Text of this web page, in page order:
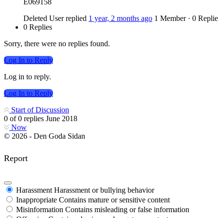
E069158
Deleted User replied 1 year, 2 months ago 1 Member · 0
0 Replies
Sorry, there were no replies found.
Log In to Reply
Log in to reply.
Log In to Reply
Start of Discussion
0 of0 replies June 2018
Now
© 2026 - Den Goda Sidan
Report
Harassment Harassment or bullying behavior
Inappropriate Contains mature or sensitive content
Misinformation Contains misleading or false information